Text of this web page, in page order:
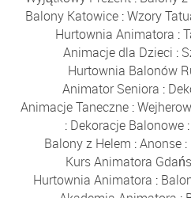
Balony Katowice:Wzory
Hurtownia Animatora :
Animacje dla Dzieci :
Hurtownia Balonów
Animator Seniora :
Animacje Taneczne :
: Dekoracje Balonowe :
Balony z Helem :Anonse :
Kurs Animatora
Hurtownia Animatora :